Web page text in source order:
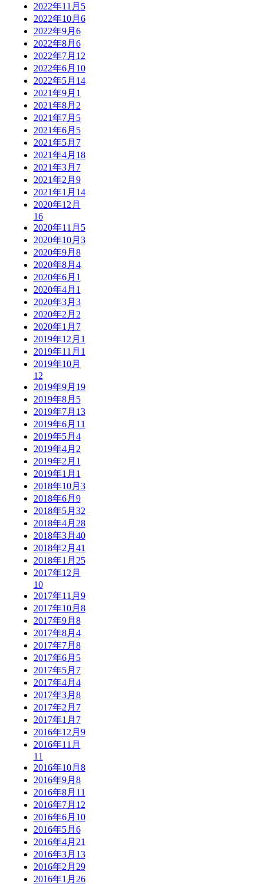
2022年11月 5
2022年10月 6
2022年9月 6
2022年8月 6
2022年7月 12
2022年6月 10
2022年5月 14
2021年9月 1
2021年8月 2
2021年7月 5
2021年6月 5
2021年5月 7
2021年4月 18
2021年3月 7
2021年2月 9
2021年1月 14
2020年12月
16
2020年11月 5
2020年10月 3
2020年9月 8
2020年8月 4
2020年6月 1
2020年4月 1
2020年3月 3
2020年2月 2
2020年1月 7
2019年12月 1
2019年11月 1
2019年10月
12
2019年9月 19
2019年8月 5
2019年7月 13
2019年6月 11
2019年5月 4
2019年4月 2
2019年2月 1
2019年1月 1
2018年10月 3
2018年6月 9
2018年5月 32
2018年4月 28
2018年3月 40
2018年2月 41
2018年1月 25
2017年12月
10
2017年11月 9
2017年10月 8
2017年9月 8
2017年8月 4
2017年7月 8
2017年6月 5
2017年5月 7
2017年4月 4
2017年3月 8
2017年2月 7
2017年1月 7
2016年12月 9
2016年11月
11
2016年10月 8
2016年9月 8
2016年8月 11
2016年7月 12
2016年6月 10
2016年5月 6
2016年4月 21
2016年3月 13
2016年2月 29
2016年1月 26